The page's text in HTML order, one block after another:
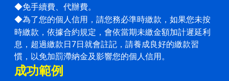
◆免手續費、代辦費。
◆為了您的個人信用，請您務必準時繳款，如果您未按
時繳款，依據合約規定，會依當期未繳金額加計遲延利
息，超過繳款日7日就會註記，請養成良好的繳款習
慣，以免加罰滯納金及影響您的個人信用。
成功範例